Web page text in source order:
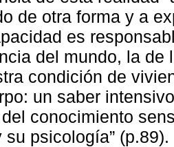
de otra forma y a
es
del mundo, la de
condición de
un saber
conocimiento
su psicología” (p.89).